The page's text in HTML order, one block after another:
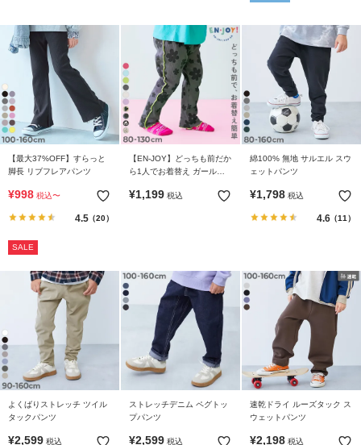
【最大37%OFF】すらっと
脚長 リブフレアパンツ
¥998 税込〜
4.5（20）
SALE
【EN-JOY】どっちも前だか
ら1人でお着替え ガールズ
¥1,199 税込
綿100% 無地 サルエル スウ
ェットパンツ
¥1,798 税込
4.6（11）
よくばりストレッチ ツイル
タックパンツ
¥2,599 税込
ストレッチデニム ペグトッ
プパンツ
¥2,599 税込
速乾ドライ ルーズタック ス
ウェットパンツ
¥2,198 税込